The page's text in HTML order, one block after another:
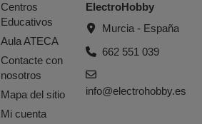
Centros
Educativos
Aula ATECA
Contacte con
nosotros
Mapa del sitio
Mi cuenta
ElectroHobby
Murcia - España
662 551 039
info@electrohobby.es